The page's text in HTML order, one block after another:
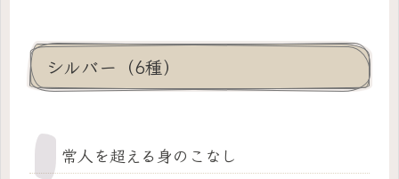
シルバー（6種）
常人を超える身のこなし